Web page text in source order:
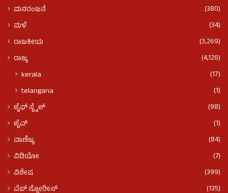
ಮನರಂಜನೆ
(380)
ಮಳೆ
(34)
ರಾಜಕೀಯ
(3,269)
ರಾಜ್ಯ
(4,126)
kerala
(17)
telangana
(1)
ಲೈಫ್ ಸ್ಟೈಲ್
(98)
ಲೈವ್
(1)
ವಾಣಿಜ್ಯ
(84)
ವಿಡಿಯೋ
(7)
ವಿಶೇಷ
(399)
ವೆಬ್ ಸ್ಟೋರೀಸ್
(135)